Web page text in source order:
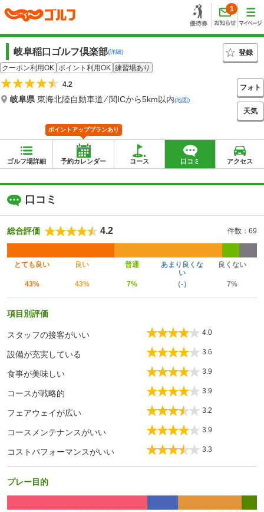
1
岐阜稲口ゴルフ倶楽部(詳細)
登録
クーポン利用OK ポイント利用OK 練習場あり
4.2
岐阜県 東海北陸自動車道 ⁄ 関ICから5km以内(地図)
フォト
天気
ゴルフ場詳細 予約カレンダー
ポイントアッププランあり
コース 口コミ アクセス
口コミ
総合評価 4.2 件数：69
とても良い 良い 普通
あまり良くな
い
良くない
43% 43% 7% （-） 7%
項目別評価
スタッフの接客がいい 4.0
設備が充実している 3.6
食事が美味しい 3.9
コースが戦略的 3.9
フェアウェイが広い 3.2
コースメンテナンスがいい 3.9
コストパフォーマンスがいい 3.3
プレー目的